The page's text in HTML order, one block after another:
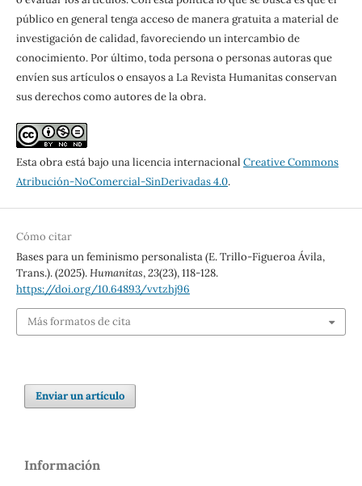
público en general tenga acceso de manera gratuita a material de
investigación de calidad, favoreciendo un intercambio de
conocimiento. Por último, toda persona o personas autoras que
envíen sus artículos o ensayos a La Revista Humanitas conservan
sus derechos como autores de la obra.
Esta obra está bajo una licencia internacional Creative Commons
Atribución-NoComercial-SinDerivadas 4.0.
Cómo citar
Bases para un feminismo personalista (E. Trillo-Figueroa Ávila,
Trans.). (2025).Humanitas,23(23), 118-128.
https://doi.org/10.64893/vvtzhj96
Más formatos de cita
Enviar un artículo
Información